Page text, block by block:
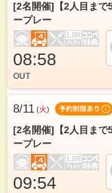
[2名開催]【2人目まで
ープレー
08:58
OUT
8/11 (火)
[2名開催]【2人目まで
ープレー
09:54